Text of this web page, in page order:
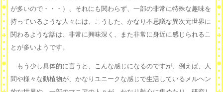
が多いので・・・）、それにも関わらず、一部の非常に特殊な趣味を
持っているような人々には、こうした、かなり不思議な異次元世界に
関わるような話は、非常に興味深く、また非常に身近に感じられるこ
とが多いようです。
もう少し具体的に言うと、こんな感じになるのですが、例えば、人
間や様々な動植物が、かなりユニークな感じで生活しているメルヘン